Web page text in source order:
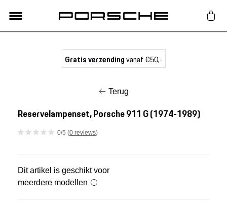
Nieuw
Acties
Porsche finder
Gratis verzendingvanaf €50,-
Terug
Reservelampenset, Porsche 911 G (1974-1989)
0/5 (0 reviews)
Dit artikel is geschikt voor
meerdere modellen